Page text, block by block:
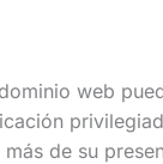
web
de su